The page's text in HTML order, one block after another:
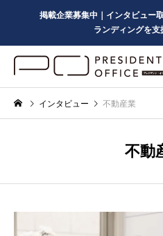
掲載企業募集中｜インタビュー
ランディングを支
インタビュー 不動産業
不動